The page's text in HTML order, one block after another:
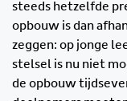
steeds hetzelfde
opbouw is dan
zeggen: op jonge
stelsel is nu niet
de opbouw